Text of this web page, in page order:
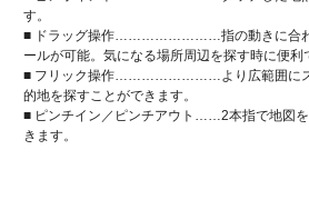
す。
■ ドラッグ操作……………………指の動きに合わ
ールが可能。気になる場所周辺を探す時に便利
■ フリック操作……………………より広範囲にス
的地を探すことができます。
■ ピンチイン／ピンチアウト……2本指で地図
きます。